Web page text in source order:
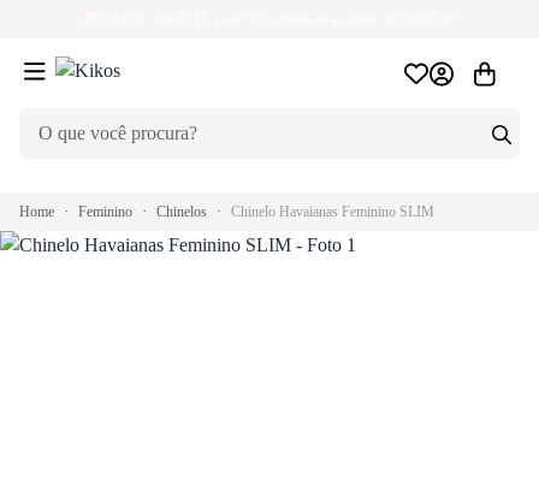
Home Feminino Chinelos Chinelo Havaianas Feminino SLIM